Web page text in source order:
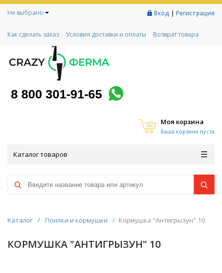
Не выбрано Вход | Регистрация
Как сделать заказ Условия доставки и оплаты
Возврат товара
Контакты
Социальный контракт
Любимая ферма
8 800 301-91-65
Моя корзина
Ваша корзина пуста
Каталог товаров
Каталог / Поилки и кормушки / Кормушка "Антигрызун" 10
КОРМУШКА "АНТИГРЫЗУН" 10